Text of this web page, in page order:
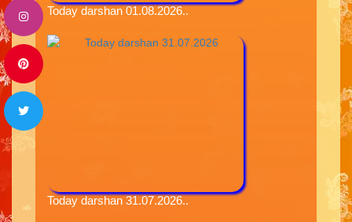
Today darshan 01.08.2026..
Today darshan 31.07.2026..